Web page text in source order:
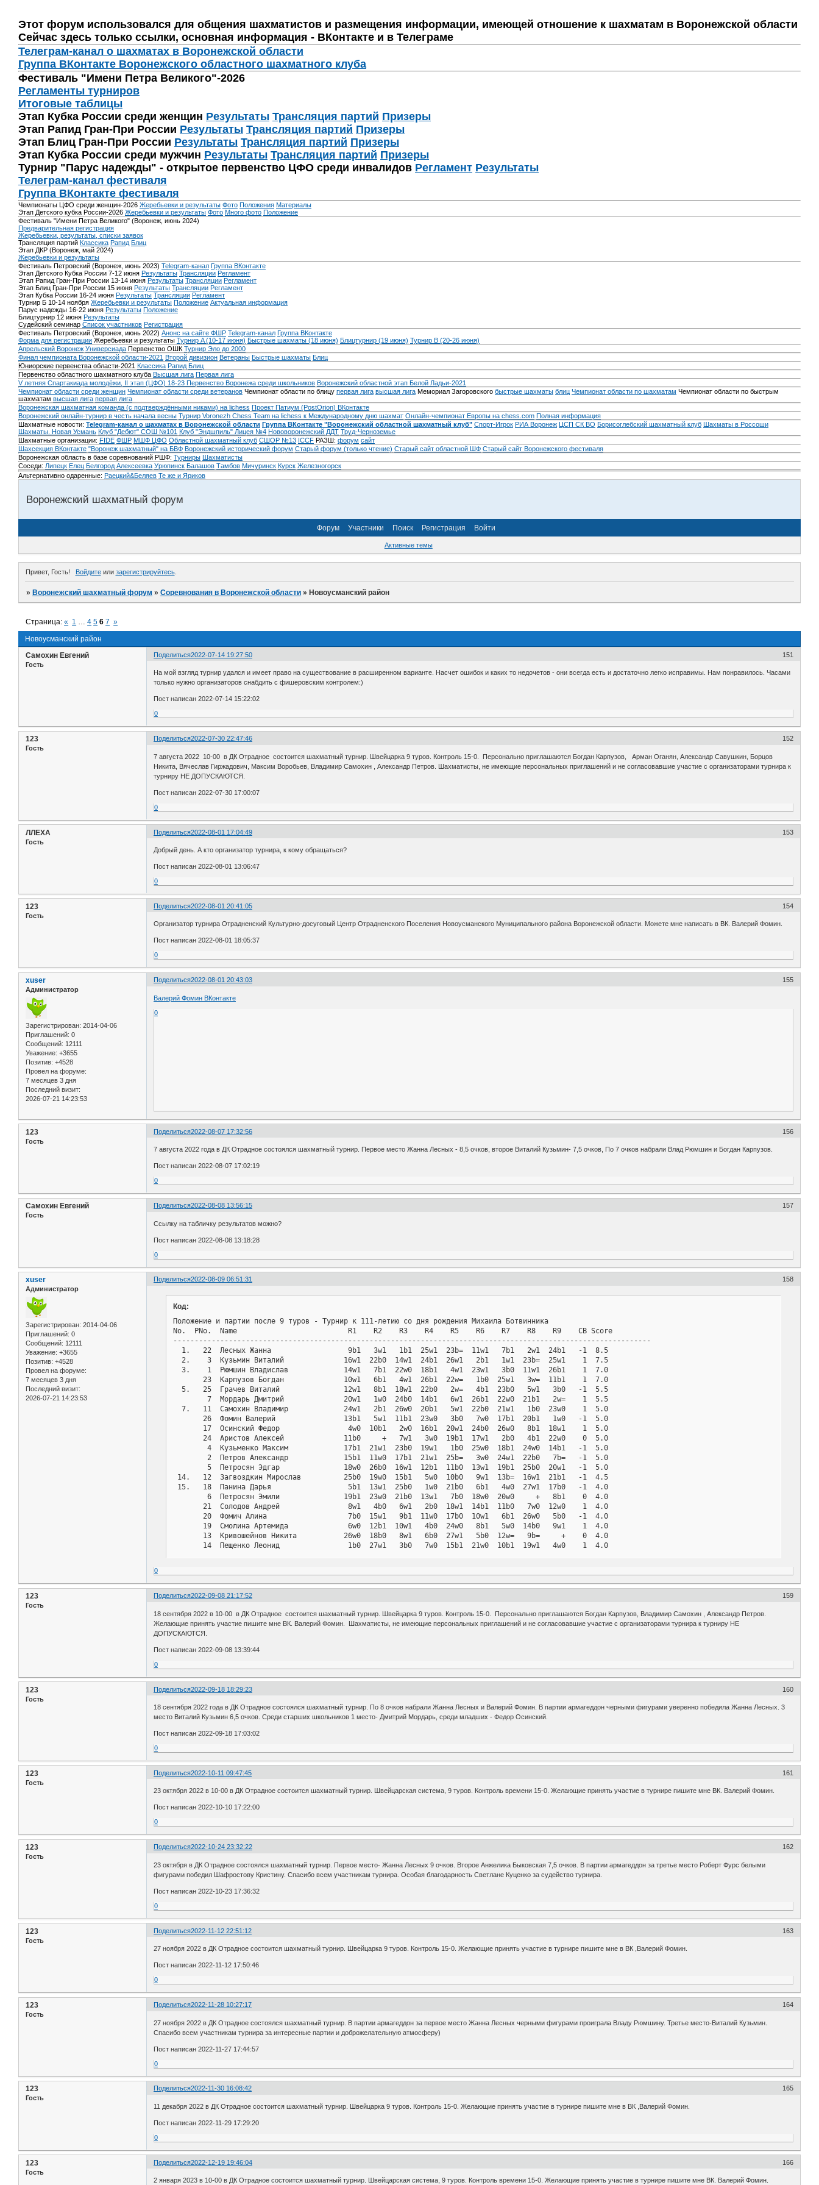
Этот форум использовался для общения шахматистов и размещения информации, имеющей отношение к шахматам в Воронежской области
Сейчас здесь только ссылки, основная информация - ВКонтакте и в Телеграме
Телеграм-канал о шахматах в Воронежской области
Группа ВКонтакте Воронежского областного шахматного клуба
Фестиваль "Имени Петра Великого"-2026
Регламенты турниров
Итоговые таблицы
Этап Кубка России среди женщин Результаты Трансляция партий Призеры
Этап Рапид Гран-При России Результаты Трансляция партий Призеры
Этап Блиц Гран-При России Результаты Трансляция партий Призеры
Этап Кубка России среди мужчин Результаты Трансляция партий Призеры
Турнир "Парус надежды" - открытое первенство ЦФО среди инвалидов Регламент Результаты
Телеграм-канал фестиваля
Группа ВКонтакте фестиваля
Чемпионаты ЦФО среди женщин-2026 Жеребьевки и результаты Фото Положения Материалы
Этап Детского кубка России-2026 Жеребьевки и результаты Фото Много фото Положение
Фестиваль "Имени Петра Великого" (Воронеж, июнь 2024)
Предварительная регистрация
Жеребьевки, результаты, списки заявок
Трансляция партий Классика Рапид Блиц
Этап ДКР (Воронеж, май 2024)
Жеребьевки и результаты
Фестиваль Петровский (Воронеж, июнь 2023) Telegram-канал Группа ВКонтакте
Этап Детского Кубка России 7-12 июня Результаты Трансляции Регламент
Этап Рапид Гран-При России 13-14 июня Результаты Трансляции Регламент
Этап Блиц Гран-При России 15 июня Результаты Трансляции Регламент
Этап Кубка России 16-24 июня Результаты Трансляции Регламент
Турнир Б 10-14 ноября Жеребьевки и результаты Положение Актуальная информация
Парус надежды 16-22 июня Результаты Положение
Блицтурнир 12 июня Результаты
Судейский семинар Список участников Регистрация
Фестиваль Петровский (Воронеж, июнь 2022) Анонс на сайте ФШР Telegram-канал Группа ВКонтакте
Форма для регистрации Жеребьевки и результаты Турнир A (10-17 июня) Быстрые шахматы (18 июня) Блицтурнир (19 июня) Турнир B (20-26 июня)
Апрельский Воронеж Универсиада Первенство ОШК Турнир Эло до 2000
Финал чемпионата Воронежской области-2021 Второй дивизион Ветераны Быстрые шахматы Блиц
Юниорские первенства области-2021 Классика Рапид Блиц
Первенство областного шахматного клуба Высшая лига Первая лига
V летняя Спартакиада молодёжи, II этап (ЦФО) 18-23 Первенство Воронежа среди школьников Воронежский областной этап Белой Ладьи-2021
Чемпионат области среди женщин Чемпионат области среди ветеранов Чемпионат области по блицу первая лига высшая лига Мемориал Загоровского быстрые шахматы блиц Чемпионат области по шахматам Чемпионат области по быстрым
шахматам высшая лига первая лига
Воронежская шахматная команда (с подтверждёнными никами) на lichess Проект Патиум (PostOrion) ВКонтакте
Воронежский онлайн-турнир в честь начала весны Турнир Voronezh Chess Team на lichess к Международному дню шахмат Онлайн-чемпионат Европы на chess.com Полная информация
Шахматные новости: Telegram-канал о шахматах в Воронежской области Группа ВКонтакте "Воронежский областной шахматный клуб" Спорт-Игрок РИА Воронеж ЦСП СК ВО Борисоглебский шахматный клуб Шахматы в Россоши
Шахматы. Новая Усмань Клуб "Дебют" СОШ №101 Клуб "Эндшпиль" Лицея №4 Нововоронежский ДДТ Труд-Черноземье
Шахматные организации: FIDE ФШР МШФ ЦФО Областной шахматный клуб СШОР №13 ICCF РАЗШ: форум сайт
Шахсекция ВКонтакте "Воронеж шахматный" на БВФ Воронежский исторический форум Cтарый форум (только чтение) Старый сайт областной ШФ Старый сайт Воронежского фестиваля
Воронежская область в базе соревнований РШФ: Турниры Шахматисты
Соседи: Липецк Елец Белгород Алексеевка Урюпинск Балашов Тамбов Мичуринск Курск Железногорск
Альтернативно одаренные: Раецкий&Беляев Те же и Яриков
Воронежский шахматный форум
Форум Участники Поиск Регистрация Войти
Активные темы
Привет, Гость! Войдитеили зарегистрируйтесь.
»Воронежский шахматный форум »Соревнования в Воронежской области »Новоусманский район
Новоусманский район
Страница:« 1 … 4 5 6 7 »
Поделиться 151
2022-07-14 19:27:50
Самохин Евгений
Гость
На мой взгляд турнир удался и имеет право на существование в расширенном варианте. Насчет ошибок и каких то недочетов - они всегда есть и достаточно легко исправимы. Нам понравилось. Часами
только нужно организаторов снабдить с фишеровским контролем:)
Пост написан 2022-07-14 15:22:02
0
Поделиться 152
2022-07-30 22:47:46
123
Гость
7 августа 2022 10-00 в ДК Отрадное состоится шахматный турнир. Швейцарка 9 туров. Контроль 15-0. Персонально приглашаются Богдан Карпузов, Арман Оганян, Александр Савушкин, Борцов
Никита, Вячеслав Гиржадович, Максим Воробьев, Владимир Самохин , Александр Петров. Шахматисты, не имеющие персональных приглашений и не согласовавшие участие с организаторами турнира к
турниру НЕ ДОПУСКАЮТСЯ.
Пост написан 2022-07-30 17:00:07
0
Поделиться 153
2022-08-01 17:04:49
ЛЛЕХА
Гость
Добрый день. А кто организатор турнира, к кому обращаться?
Пост написан 2022-08-01 13:06:47
0
Поделиться 154
2022-08-01 20:41:05
123
Гость
Организатор турнира Отрадненский Культурно-досуговый Центр Отрадненского Поселения Новоусманского Муниципального района Воронежской области. Можете мне написать в ВК. Валерий Фомин.
Пост написан 2022-08-01 18:05:37
0
Поделиться 155
2022-08-01 20:43:03
xuser
Администратор
Зарегистрирован: 2014-04-06
Приглашений: 0
Сообщений: 12111
Уважение: +3655
Позитив: +4528
Провел на форуме:
7 месяцев 3 дня
Последний визит:
2026-07-21 14:23:53
Валерий Фомин ВКонтакте
0
Поделиться 156
2022-08-07 17:32:56
123
Гость
7 августа 2022 года в ДК Отрадное состоялся шахматный турнир. Первое место Жанна Лесных - 8,5 очков, второе Виталий Кузьмин- 7,5 очков, По 7 очков набрали Влад Рюмшин и Богдан Карпузов.
Пост написан 2022-08-07 17:02:19
0
Поделиться 157
2022-08-08 13:56:15
Самохин Евгений
Гость
Ссылку на табличку результатов можно?
Пост написан 2022-08-08 13:18:28
0
Поделиться 158
2022-08-09 06:51:31
xuser
Администратор
Зарегистрирован: 2014-04-06
Приглашений: 0
Сообщений: 12111
Уважение: +3655
Позитив: +4528
Провел на форуме:
7 месяцев 3 дня
Последний визит:
2026-07-21 14:23:53
Код:
Положение и партии после 9 туров - Турнир к 111-летию со дня рождения Михаила Ботвинника
No.  PNo.  Name                          R1    R2    R3    R4    R5    R6    R7    R8    R9    CB Score
----------------------------------------------------------------------------------------------------------------
  1.   22  Лесных Жанна                  9b1   3w1   1b1  25w1  23b=  11w1   7b1   2w1  24b1   -1  8.5
  2.    3  Кузьмин Виталий              16w1  22b0  14w1  24b1  26w1   2b1   1w1  23b=  25w1    1  7.5
  3.    1  Рюмшин Владислав             14w1   7b1  22w0  18b1   4w1  23w1   3b0  11w1  26b1    1  7.0
       23  Карпузов Богдан              10w1   6b1   4w1  26b1  22w=   1b0  25w1   3w=  11b1    1  7.0
  5.   25  Грачев Виталий               12w1   8b1  18w1  22b0   2w=   4b1  23b0   5w1   3b0   -1  5.5
        7  Мордарь Дмитрий              20w1   1w0  24b0  14b1   6w1  26b1  22w0  21b1   2w=    1  5.5
  7.   11  Самохин Владимир             24w1   2b1  26w0  20b1   5w1  22b0  21w1   1b0  23w0    1  5.0
       26  Фомин Валерий                13b1   5w1  11b1  23w0   3b0   7w0  17b1  20b1   1w0   -1  5.0
       17  Осинский Федор                4w0  10b1   2w0  16b1  20w1  24b0  26w0   8b1  18w1    1  5.0
       24  Аристов Алексей              11b0     +   7w1   3w0  19b1  17w1   2b0   4b1  22w0    0  5.0
        4  Кузьменко Максим             17b1  21w1  23b0  19w1   1b0  25w0  18b1  24w0  14b1   -1  5.0
        2  Петров Александр             15b1  11w0  17b1  21w1  25b=   3w0  24w1  22b0   7b=   -1  5.0
        5  Петросян Эдгар               18w0  26b0  16w1  12b1  11b0  13w1  19b1  25b0  20w1   -1  5.0
14.   12  Загвоздкин Мирослав          25b0  19w0  15b1   5w0  10b0   9w1  13b=  16w1  21b1   -1  4.5
15.   18  Панина Дарья                  5b1  13w1  25b0   1w0  21b0   6b1   4w0  27w1  17b0   -1  4.0
        6  Петросян Эмили               19b1  23w0  21b0  13w1   7b0  18w0  20w0     +   8b1    0  4.0
       21  Солодов Андрей                8w1   4b0   6w1   2b0  18w1  14b1  11b0   7w0  12w0    1  4.0
       20  Фомич Алина                   7b0  15w1   9b1  11w0  17b0  10w1   6b1  26w0   5b0   -1  4.0
       19  Смолина Артемида              6w0  12b1  10w1   4b0  24w0   8b1   5w0  14b0   9w1    1  4.0
       13  Кривошейнов Никита           26w0  18b0   8w1   6b0  27w1   5b0  12w=   9b=     +    0  4.0
       14  Пещенко Леонид                1b0  27w1   3b0   7w0  15b1  21w0  10b1  19w1   4w0    1  4.0
        8  Процышина Елена              21b0  25w0  13b0  15w1   9b1  19w0  16b1  17w0   6w0    1  3.0
        9  Чурсанова Анастасия          22w0  16b1  20w0  27b=   8w0  12b0     +  13w=  19b0    0  3.0
26.   10  Мещеряков Никита             23b0  17w0  19b0     +  12w1  20b0  14w0  15b0  27w0    0  2.0
0
Поделиться 159
2022-09-08 21:17:52
123
Гость
18 сентября 2022 в 10-00 в ДК Отрадное состоится шахматный турнир. Швейцарка 9 туров. Контроль 15-0. Персонально приглашаются Богдан Карпузов, Владимир Самохин , Александр Петров.
Желающие принять участие пишите мне ВК. Валерий Фомин. Шахматисты, не имеющие персональных приглашений и не согласовавшие участие с организаторами турнира к турниру НЕ
ДОПУСКАЮТСЯ.
Пост написан 2022-09-08 13:39:44
0
Поделиться 160
2022-09-18 18:29:23
123
Гость
18 сентября 2022 года в ДК Отрадное состоялся шахматный турнир. По 8 очков набрали Жанна Лесных и Валерий Фомин. В партии армагеддон черными фигурами уверенно победила Жанна Лесных. 3
место Виталий Кузьмин 6,5 очков. Среди старших школьников 1 место- Дмитрий Мордарь, среди младших - Федор Осинский.
Пост написан 2022-09-18 17:03:02
0
Поделиться 161
2022-10-11 09:47:45
123
Гость
23 октября 2022 в 10-00 в ДК Отрадное состоится шахматный турнир. Швейцарская система, 9 туров. Контроль времени 15-0. Желающие принять участие в турнире пишите мне ВК. Валерий Фомин.
Пост написан 2022-10-10 17:22:00
0
Поделиться 162
2022-10-24 23:32:22
123
Гость
23 октября в ДК Отрадное состоялся шахматный турнир. Первое место- Жанна Лесных 9 очков. Второе Анжелика Быковская 7,5 очков. В партии армагеддон за третье место Роберт Фурс белыми
фигурами победил Шафростову Кристину. Спасибо всем участникам турнира. Особая благодарность Светлане Куценко за судейство турнира.
Пост написан 2022-10-23 17:36:32
0
Поделиться 163
2022-11-12 22:51:12
123
Гость
27 ноября 2022 в ДК Отрадное состоится шахматный турнир. Швейцарка 9 туров. Контроль 15-0. Желающие принять участие в турнире пишите мне в ВК ,Валерий Фомин.
Пост написан 2022-11-12 17:50:46
0
Поделиться 164
2022-11-28 10:27:17
123
Гость
27 ноября 2022 в ДК Отрадное состоялся шахматный турнир. В партии армагеддон за первое место Жанна Лесных черными фигурами проиграла Владу Рюмшину. Третье место-Виталий Кузьмин.
Спасибо всем участникам турнира за интересные партии и доброжелательную атмосферу)
Пост написан 2022-11-27 17:44:57
0
Поделиться 165
2022-11-30 16:08:42
123
Гость
11 декабря 2022 в ДК Отрадное состоится шахматный турнир. Швейцарка 9 туров. Контроль 15-0. Желающие принять участие в турнире пишите мне в ВК ,Валерий Фомин.
Пост написан 2022-11-29 17:29:20
0
Поделиться 166
2022-12-19 19:46:04
123
Гость
2 января 2023 в 10-00 в ДК Отрадное состоится шахматный турнир. Швейцарская система, 9 туров. Контроль времени 15-0. Желающие принять участие в турнире пишите мне ВК. Валерий Фомин.